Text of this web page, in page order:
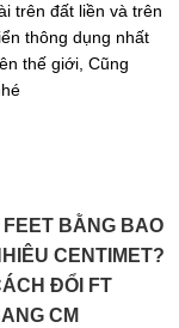
trên đất liền và trên
thông dụng nhất
thế giới, Cũng
FEET BẰNG BAO
CENTIMET?
ĐỔI FT
CM